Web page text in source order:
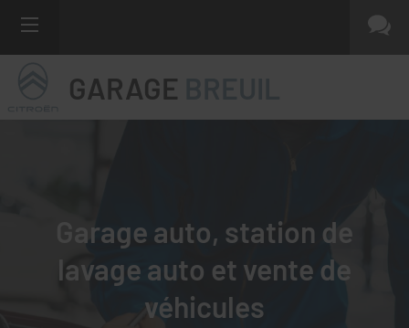
GARAGE
Garage auto, station de
lavage auto et vente de
véhicules